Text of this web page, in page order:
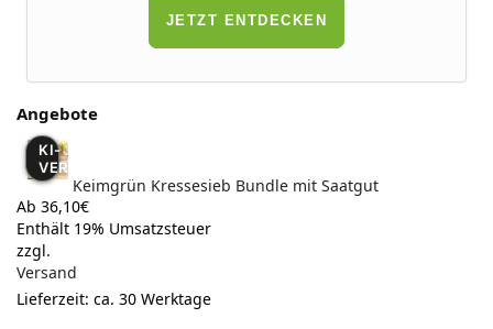
JETZT ENTDECKEN
Angebote
KI-
VERÄNDERT
Keimgrün Kressesieb Bundle mit Saatgut
Ab 36,10€
Enthält 19% Umsatzsteuer
zzgl.
Versand
Lieferzeit: ca. 30 Werktage